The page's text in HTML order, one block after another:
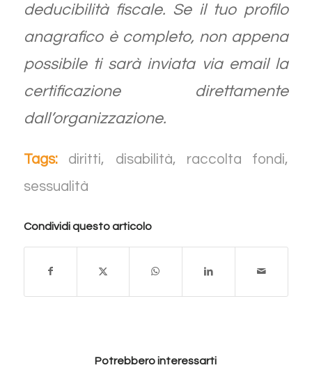
deducibilità fiscale. Se il tuo profilo
anagrafico è completo, non appena
possibile ti sarà inviata via email la
certificazione direttamente
dall’organizzazione.
Tags: diritti, disabilità, raccolta fondi,
sessualità
Condividi questo articolo
Potrebbero interessarti